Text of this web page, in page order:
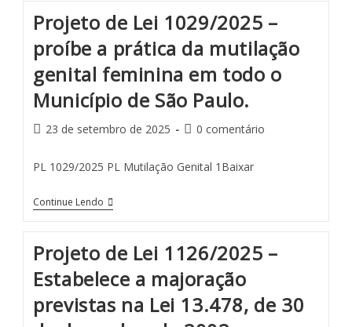
Projeto de Lei 1029/2025 –
proíbe a prática da mutilação
genital feminina em todo o
Município de São Paulo.
23 de setembro de 2025 0 comentário
PL 1029/2025 PL Mutilação Genital 1Baixar
Continue Lendo
Projeto de Lei 1126/2025 –
Estabelece a majoração
previstas na Lei 13.478, de 30